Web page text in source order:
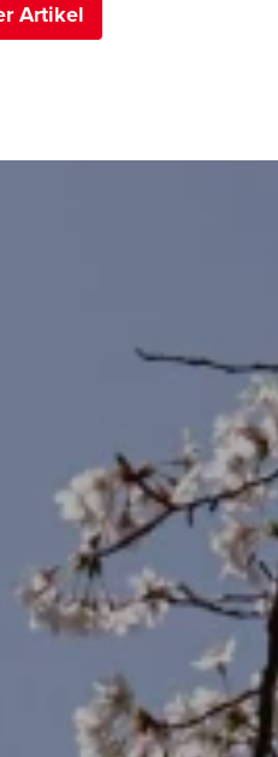
Artikel